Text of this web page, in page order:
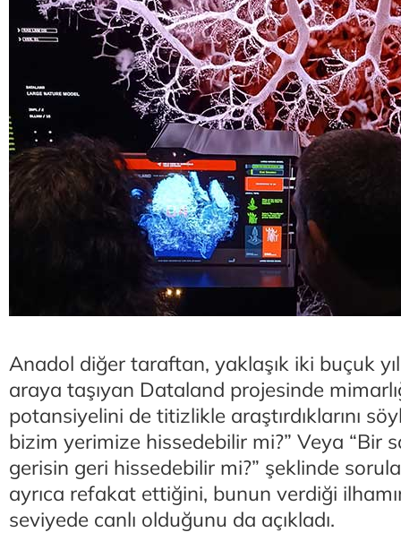
Anadol diğer taraftan, yaklaşık iki buçuk
araya taşıyan Dataland projesinde
potansiyelini de titizlikle araştırdıklarını
bizim yerimize hissedebilir mi?” Veya “Bir
gerisin geri hissedebilir mi?” şeklinde
ayrıca refakat ettiğini, bunun verdiği
seviyede canlı olduğunu da açıkladı.